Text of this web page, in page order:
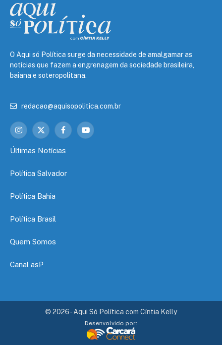
O Aqui só Política surge da necessidade de amalgamar as
notícias que fazem a engrenagem da sociedade brasileira,
baiana e soteropolitana.
redacao@aquisopolitica.com.br
Instagram
X
FacebookYouTube
Últimas Notícias
Política Salvador
Política Bahia
Política Brasil
Quem Somos
Canal asP
© 2026 - Aqui Só Política com Cíntia Kelly
Desenvolvido por: